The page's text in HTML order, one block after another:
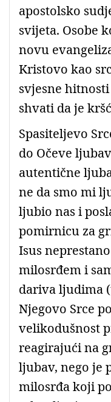
apostolsko
svijeta. Osobe
novu
Kristovo kao
svjesne
shvati da je
Spasiteljevo
do Očeve
autentične
ne da smo mi
ljubio nas i
pomirnicu za
Isus
milosrđem i
dariva ljudima
Njegovo Srce
velikodušnost
reagirajući na
ljubav, nego je
milosrđa koji